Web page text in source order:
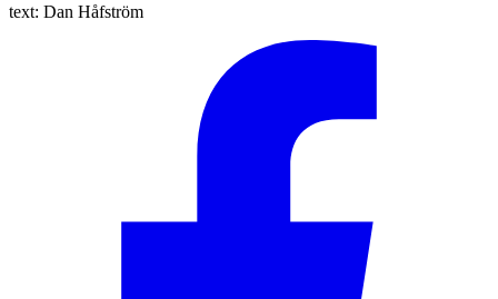
text: Dan Håfström